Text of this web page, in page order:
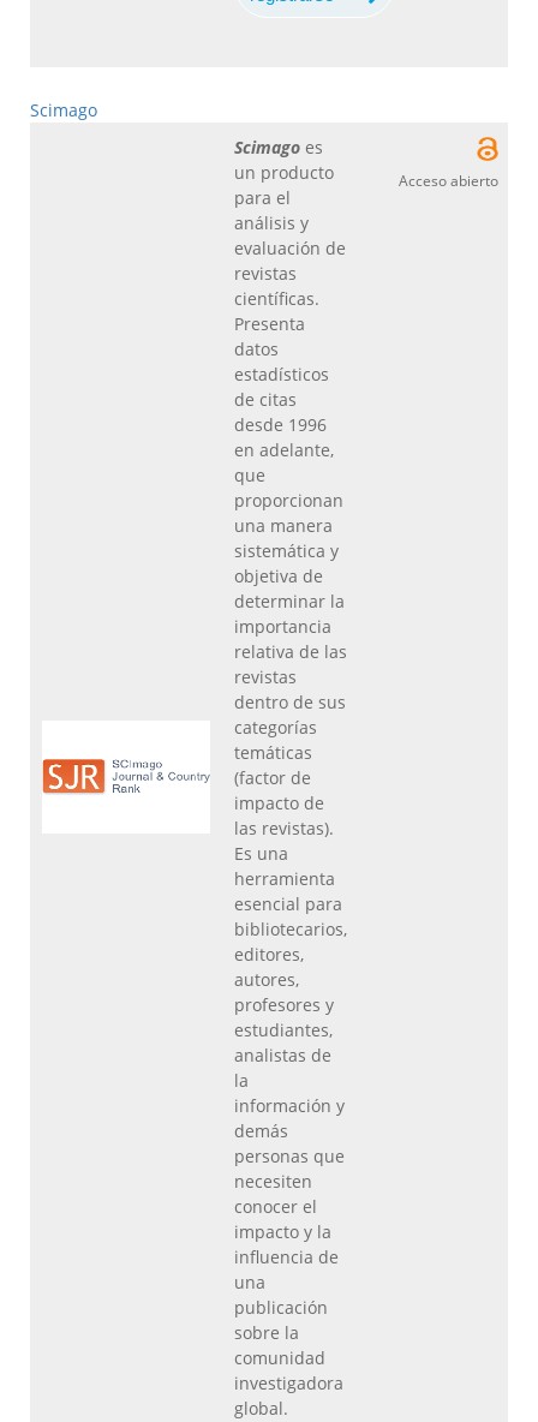
Scimago
Scimago es
un producto
para el
análisis y
evaluación de
revistas
científicas.
Presenta
datos
estadísticos
de citas
desde 1996
en adelante,
que
proporcionan
una manera
sistemática y
objetiva de
determinar la
importancia
relativa de las
revistas
dentro de sus
categorías
temáticas
(factor de
impacto de
las revistas).
Es una
herramienta
esencial para
bibliotecarios,
editores,
autores,
profesores y
estudiantes,
analistas de
la
información y
demás
personas que
necesiten
conocer el
impacto y la
influencia de
una
publicación
sobre la
comunidad
investigadora
global.
Acceso abierto